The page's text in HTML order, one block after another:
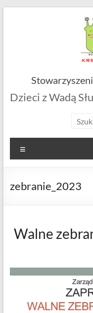
Dzieci z Wadą
zebranie_2023
Walne